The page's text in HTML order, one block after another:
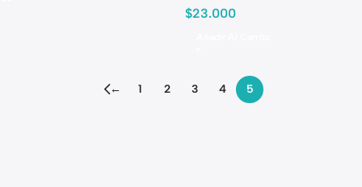
$23.000
← 1 2 3 4 5